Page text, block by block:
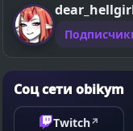
Соц сети obikym
Twitch↗